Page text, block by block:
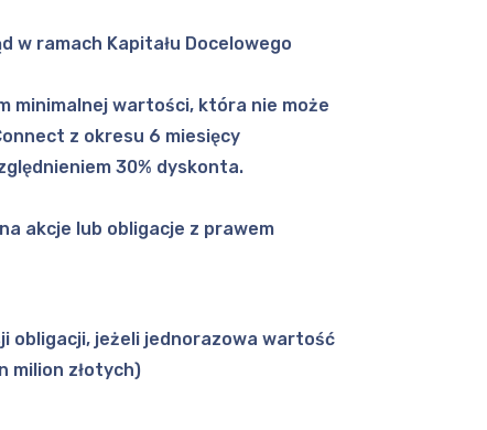
w ramach Kapitału Docelowego
minimalnej wartości, która nie może
z okresu 6 miesięcy
30% dyskonta.
akcje lub obligacje z prawem
obligacji, jeżeli jednorazowa wartość
milion złotych)